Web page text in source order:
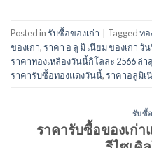
Posted inรับซื้อของเก่า Taggedทอ
ของเก่า,ราคา อ ลู มิ เนียม ของเก่า วั
ราคาทองเหลืองวันนี้กิโลละ 2566 ล่า
ราคารับซื้อทองแดงวันนี้,ราคาอลูมิเ
รับซื้
ราคารับซื้อของเก่